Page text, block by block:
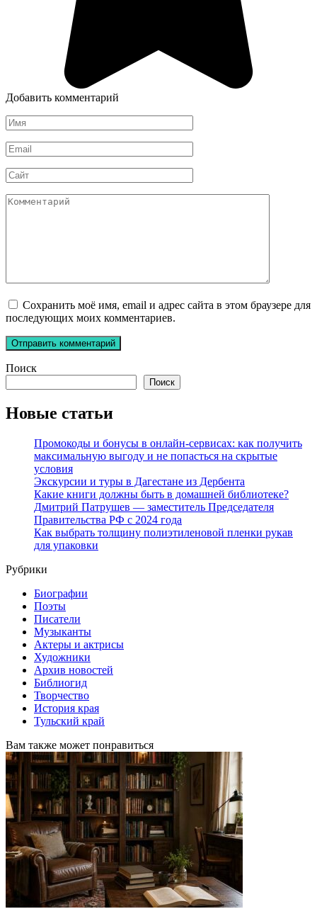
Добавить комментарий
Имя
*
Email
*
Сайт
Комментарий
Сохранить моё имя, email и адрес сайта в этом браузере для
последующих моих комментариев.
Поиск
Поиск
Новые статьи
Промокоды и бонусы в онлайн-сервисах: как получить
максимальную выгоду и не попасться на скрытые
условия
Экскурсии и туры в Дагестане из Дербента
Какие книги должны быть в домашней библиотеке?
Дмитрий Патрушев — заместитель Председателя
Правительства РФ с 2024 года
Как выбрать толщину полиэтиленовой пленки рукав
для упаковки
Рубрики
Биографии
Поэты
Писатели
Музыканты
Актеры и актрисы
Художники
Архив новостей
Библиогид
Творчество
История края
Тульский край
Вам также может понравиться